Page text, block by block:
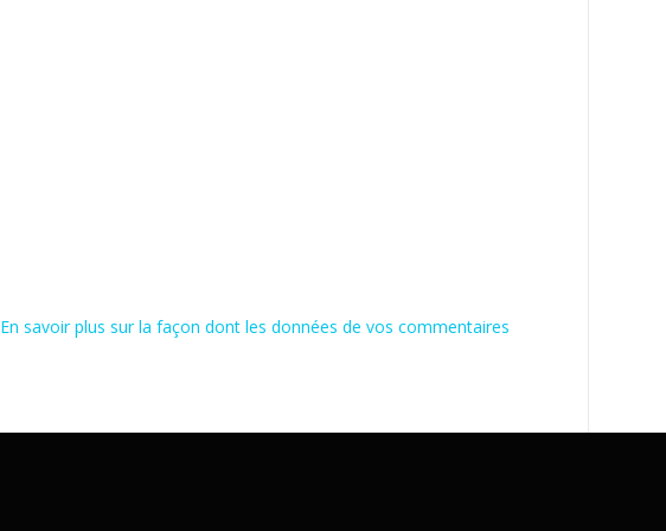
En savoir plus sur la façon dont les données de vos commentaires